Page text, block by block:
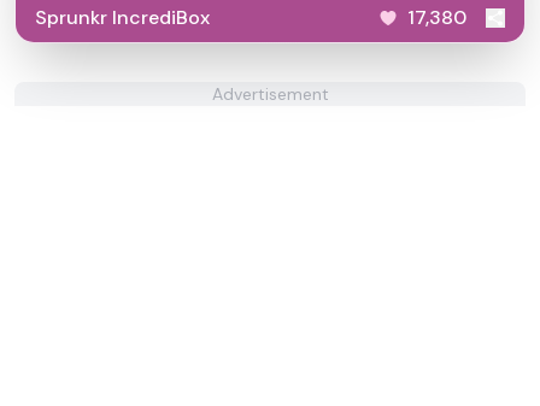
Sprunkr IncrediBox 17,380
Advertisement